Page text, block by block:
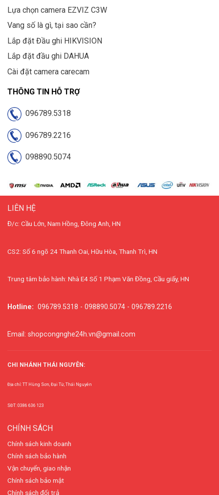
Lựa chọn camera EZVIZ C3W
Vang số là gì, tại sao cần?
Lắp đặt Đầu ghi HIKVISION
Lắp đặt đầu ghi DAHUA
Cài đặt camera carecam
THÔNG TIN HỖ TRỢ
096789.5318
096789.2216
098890.5074
LIÊN HỆ
Đ/c: Cầu Lớn, Nam Hồng, Đông Anh, HN
CS2: Số 6 ngõ 24 Thanh Oai, Hữu Hòa, Thanh Trì, HN
Trung tâm bảo hành: Nhà E4 Số 1 Phạm Văn Đồng, Cầu giấy, HN
Hotline: 096789.5318 - 098890.5074 - 096789.2216
Email: shopcongnghe24h.vn@gmail.com
CHI NHÁNH THÁI NGUYÊN:
Địa chỉ: TT Hùng Sơn, Đại Từ, Thái Nguyên
SĐT: 0386 636 123
CHÍNH SÁCH
Chính sách kinh doanh
Chính sách bảo hành
Vận chuyển, giao nhận
Chính sách bảo mật
Chính sách đổi trả